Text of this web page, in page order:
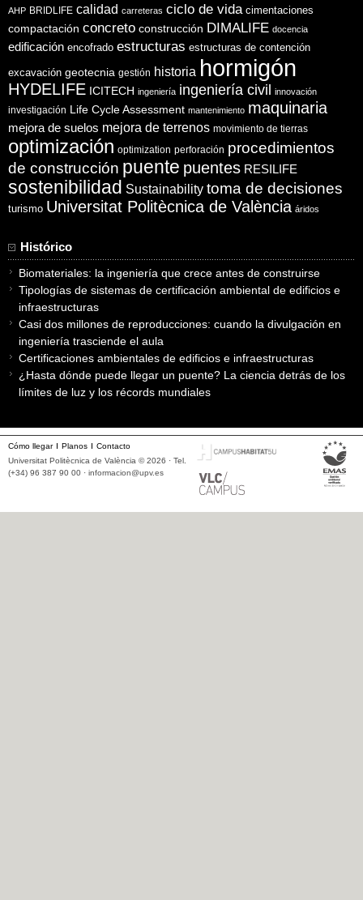
AHP BRIDLIFE calidad carreteras ciclo de vida cimentaciones
compactación concreto construcción DIMALIFE docencia
edificación encofrado estructuras estructuras de contención
excavación geotecnia gestión historia hormigón
HYDELIFE ICITECH ingeniería ingeniería civil innovación
investigación Life Cycle Assessment mantenimiento maquinaria
mejora de suelos mejora de terrenos movimiento de tierras
optimización optimization perforación procedimientos
de construcción puente puentes RESILIFE
sostenibilidad Sustainability toma de decisiones
turismo Universitat Politècnica de València áridos
Histórico
Biomateriales: la ingeniería que crece antes de construirse
Tipologías de sistemas de certificación ambiental de edificios e
infraestructuras
Casi dos millones de reproducciones: cuando la divulgación en
ingeniería trasciende el aula
Certificaciones ambientales de edificios e infraestructuras
¿Hasta dónde puede llegar un puente? La ciencia detrás de los
límites de luz y los récords mundiales
Cómo llegar Planos
Contacto
Universitat Politècnica de València © 2026 · Tel.
(+34) 96 387 90 00 · informacion@upv.es